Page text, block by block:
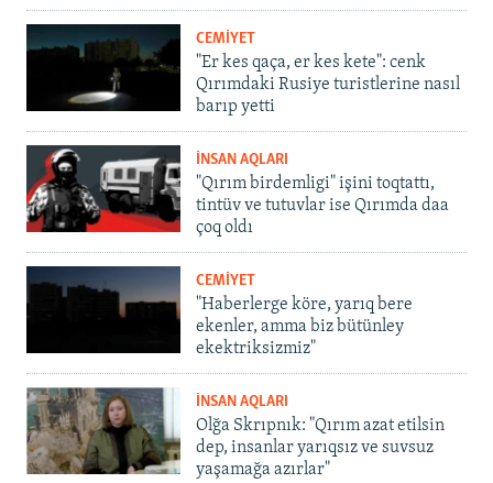
CEMİYET
"Er kes qaça, er kes kete": cenk
Qırımdaki Rusiye turistlerine nasıl
barıp yetti
İNSAN AQLARI
"Qırım birdemligi" işini toqtattı,
tintüv ve tutuvlar ise Qırımda daa
çoq oldı
CEMİYET
"Haberlerge köre, yarıq bere
ekenler, amma biz bütünley
ekektriksizmiz"
İNSAN AQLARI
Olğa Skrıpnık: "Qırım azat etilsin
dep, insanlar yarıqsız ve suvsuz
yaşamağa azırlar"